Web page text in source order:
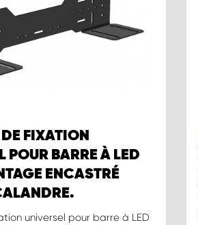
FIXATION
POUR BARRE À LED
ENCASTRÉ
universel pour barre à LED